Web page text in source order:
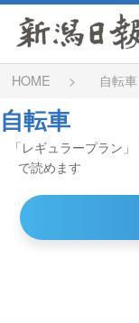
HOME 自転車
自転車
「レギュラープラン
で読めます